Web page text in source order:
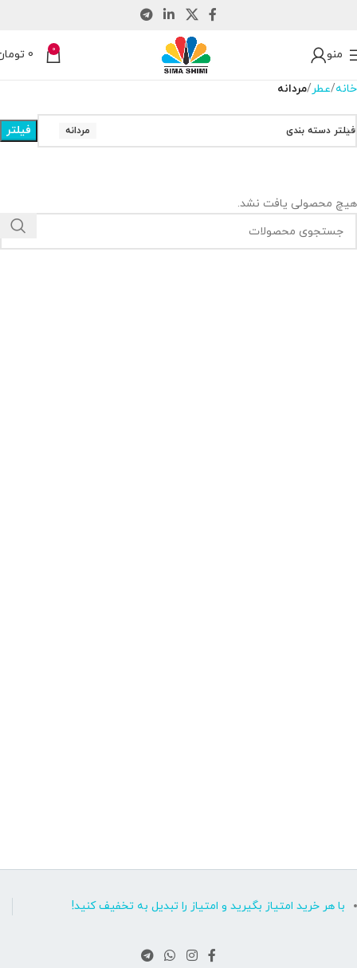
منو 0
0
خانه عطر مردانه
فیلتر دسته بندی مردانه فیلتر
هیچ محصولی یافت نشد.
با هر خرید امتیاز بگیرید و امتیاز را تبدیل به تخفیف کنید!